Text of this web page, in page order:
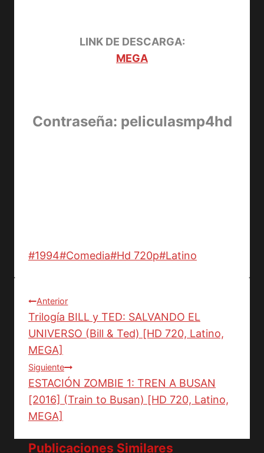
LINK DE DESCARGA:
MEGA
Contraseña: peliculasmp4hd
Etiquetas
entrada:
#1994#Comedia#Hd 720p#Latino
Navegación
de
entradas
Anterior
Trilogía BILL y TED: SALVANDO EL
UNIVERSO (Bill & Ted) [HD 720, Latino,
MEGA]
Siguiente
ESTACIÓN ZOMBIE 1: TREN A BUSAN
[2016] (Train to Busan) [HD 720, Latino,
MEGA]
Publicaciones Similares